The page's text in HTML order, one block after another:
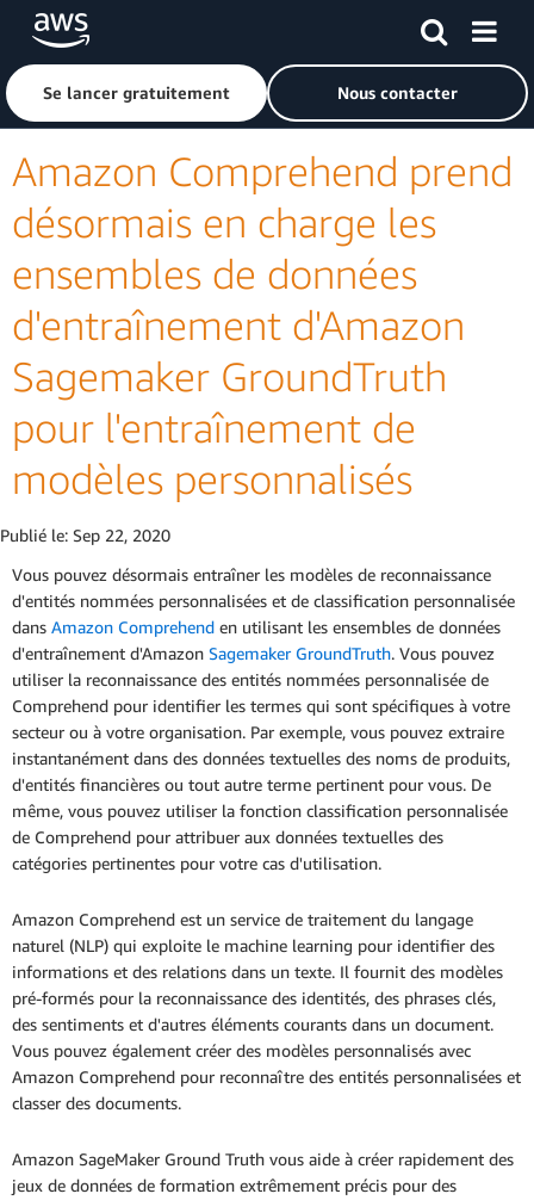
Passer au contenu principal
Cliquer ici pour revenir à la page d'accueil d'Amazon Web
Se lancer gratuitement Nous contacter
Amazon Comprehend prend
désormais en charge les
ensembles de données
d'entraînement d'Amazon
Sagemaker GroundTruth
pour l'entraînement de
modèles personnalisés
Publié le: Sep 22, 2020
Vous pouvez désormais entraîner les modèles de reconnaissance
d'entités nommées personnalisées et de classification personnalisée
dans Amazon Comprehend en utilisant les ensembles de données
d'entraînement d'Amazon Sagemaker GroundTruth. Vous pouvez
utiliser la reconnaissance des entités nommées personnalisée de
Comprehend pour identifier les termes qui sont spécifiques à votre
secteur ou à votre organisation. Par exemple, vous pouvez extraire
instantanément dans des données textuelles des noms de produits,
d'entités financières ou tout autre terme pertinent pour vous. De
même, vous pouvez utiliser la fonction classification personnalisée
de Comprehend pour attribuer aux données textuelles des
catégories pertinentes pour votre cas d'utilisation.
Amazon Comprehend est un service de traitement du langage
naturel (NLP) qui exploite le machine learning pour identifier des
informations et des relations dans un texte. Il fournit des modèles
pré-formés pour la reconnaissance des identités, des phrases clés,
des sentiments et d'autres éléments courants dans un document.
Vous pouvez également créer des modèles personnalisés avec
Amazon Comprehend pour reconnaître des entités personnalisées et
classer des documents.
Amazon SageMaker Ground Truth vous aide à créer rapidement des
jeux de données de formation extrêmement précis pour des